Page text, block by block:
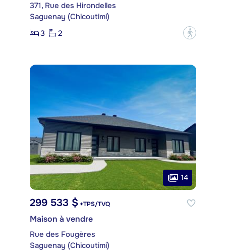
371, Rue des Hirondelles
Saguenay (Chicoutimi)
3
2 ?
14
299 533 $ +TPS/TVQ
Maison à vendre
Rue des Fougères
Saguenay (Chicoutimi)